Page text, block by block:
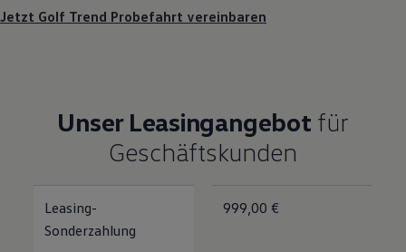
Jetzt Golf Trend Probefahrt vereinbaren
Unser Leasingangebot für
Geschäftskunden
Leasing-
Sonderzahlung
999,00 €